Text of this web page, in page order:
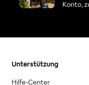
Konto,
Unterstützung
Hilfe-Center